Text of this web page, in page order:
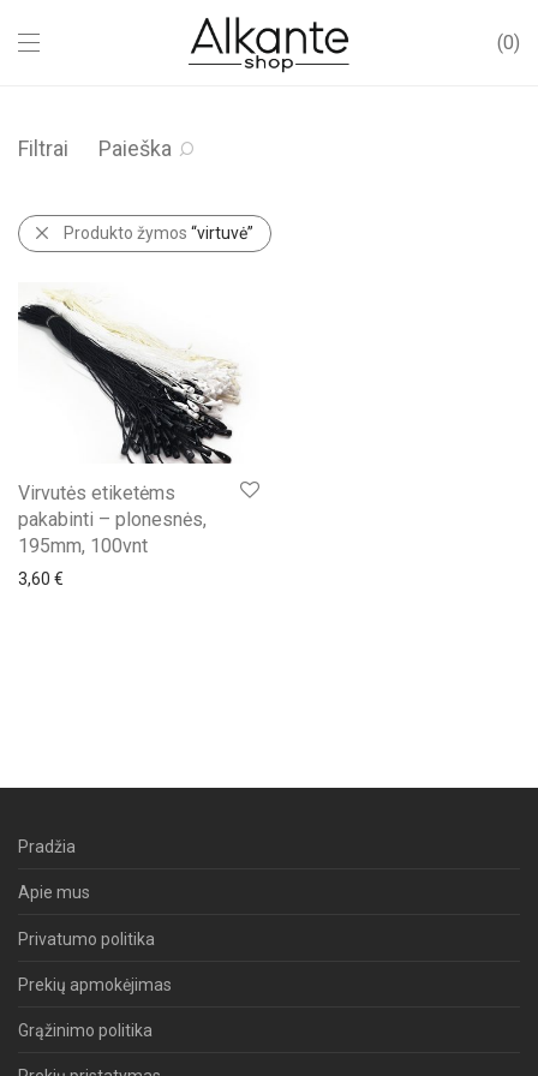
0
Filtrai Paieška
Produkto žymos “virtuvė”
Virvutės etiketėms
pakabinti – plonesnės,
195mm, 100vnt
3,60 €
Pradžia
Apie mus
Privatumo politika
Prekių apmokėjimas
Grąžinimo politika